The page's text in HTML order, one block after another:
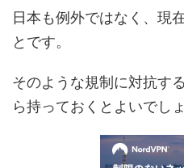
日本も例外ではなく、現
とです。
そのような規制に対抗す
ら持っておくとよいでしょ